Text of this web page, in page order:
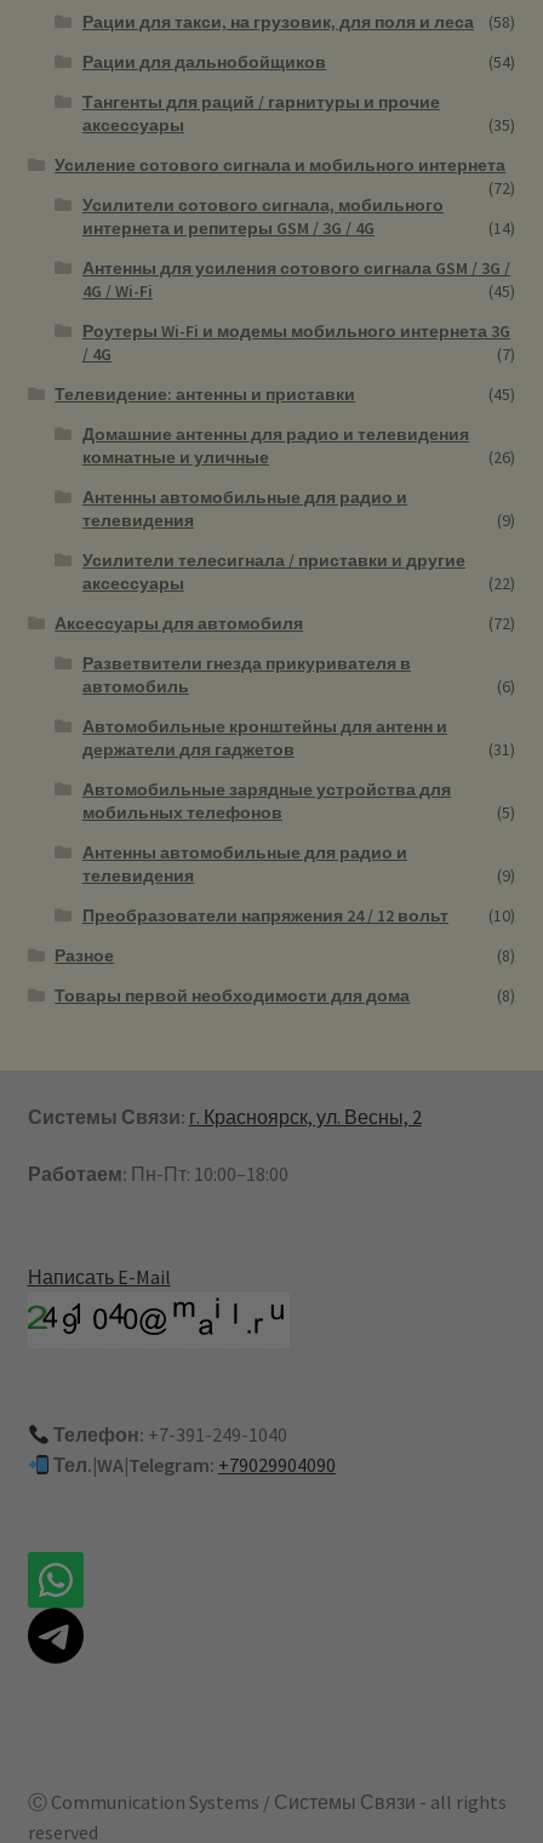
Рации для такси, на грузовик, для поля и леса
(58)
Рации для дальнобойщиков
(54)
Тангенты для раций / гарнитуры и прочие
аксессуары
(35)
Усиление сотового сигнала и мобильного интернета
(72)
Усилители сотового сигнала, мобильного
интернета и репитеры GSM / 3G / 4G
(14)
Антенны для усиления сотового сигнала GSM / 3G /
4G / Wi-Fi
(45)
Роутеры Wi-Fi и модемы мобильного интернета 3G
/ 4G
(7)
Телевидение: антенны и приставки
(45)
Домашние антенны для радио и телевидения
комнатные и уличные
(26)
Антенны автомобильные для радио и
телевидения
(9)
Усилители телесигнала / приставки и другие
аксессуары
(22)
Аксессуары для автомобиля
(72)
Разветвители гнезда прикуривателя в
автомобиль
(6)
Автомобильные кронштейны для антенн и
держатели для гаджетов
(31)
Автомобильные зарядные устройства для
мобильных телефонов
(5)
Антенны автомобильные для радио и
телевидения
(9)
Преобразователи напряжения 24 / 12 вольт
(10)
Разное
(8)
Товары первой необходимости для дома
(8)
Системы Связи: г. Красноярск, ул. Весны, 2
Работаем: Пн-Пт: 10:00–18:00
Написать E-Mail
Телефон: +7-391-249-1040
Тел.|WA|Telegram: +79029904090
Ⓒ Communication Systems / Системы Связи - all rights
reserved